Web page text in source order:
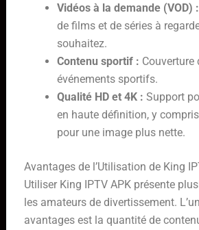
Vidéos à la demande (VOD) :
de films et de séries à
souhaitez.
Contenu sportif : Couverture
événements sportifs.
Qualité HD et 4K : Support
en haute définition, y
pour une image plus nette.
Avantages de l’Utilisation de King
Utiliser King IPTV APK présente
les amateurs de divertissement.
avantages est la quantité de